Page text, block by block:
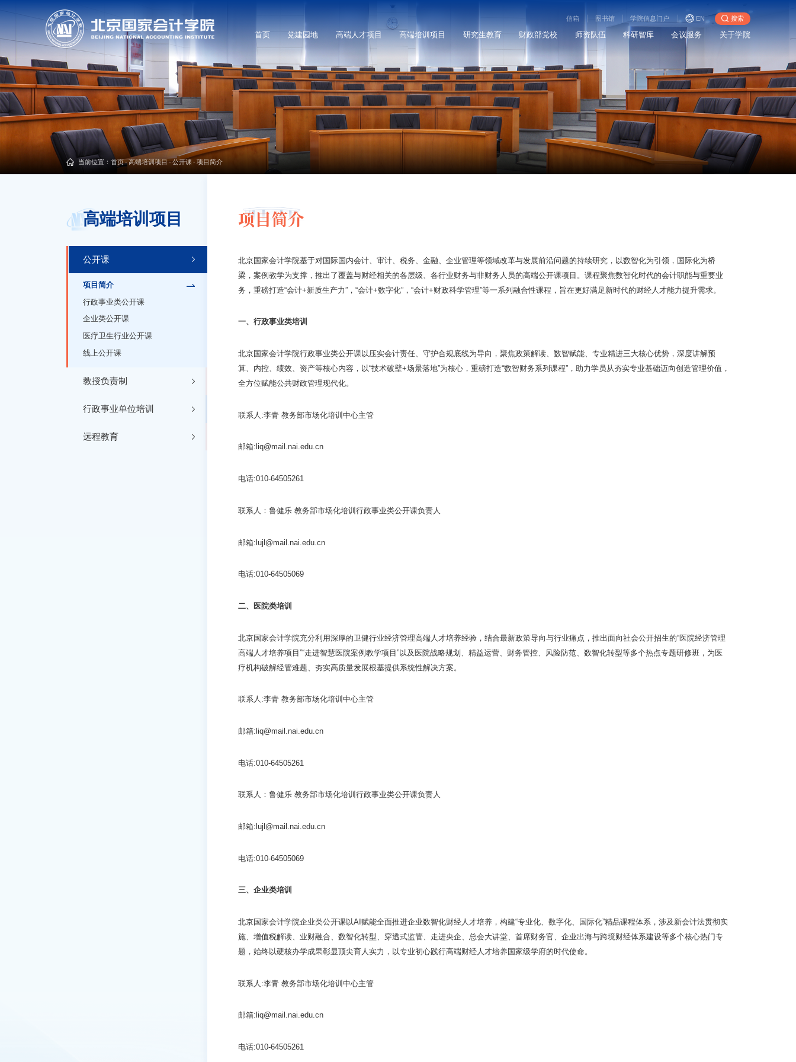
信箱 图书馆 学院信息门户 EN 搜索
首页 党建园地 高端人才项目 高端培训项目 研究生教育 财政部党校 师资队伍 科研智库 会议服务 关于学院
当前位置： 首页-高端培训项目-公开课-项目简介
高端培训项目
公开课
项目简介
行政事业类公开课
企业类公开课
医疗卫生行业公开课
线上公开课
教授负责制
行政事业单位培训
远程教育
项目简介
北京国家会计学院基于对国际国内会计、审计、税务、金融、企业管理等领域改革与发展前沿问题的持续研究，以数智化为引领，国际化为桥
梁，案例教学为支撑，推出了覆盖与财经相关的各层级、各行业财务与非财务人员的高端公开课项目。课程聚焦数智化时代的会计职能与重要业
务，重磅打造“会计+新质生产力”，“会计+数字化”，“会计+财政科学管理”等一系列融合性课程，旨在更好满足新时代的财经人才能力提升需求。
一、 行政事业类培训
北京国家会计学院行政事业类公开课以压实会计责任、守护合规底线为导向，聚焦政策解读、数智赋能、专业精进三大核心优势，深度讲解预
算、内控、绩效、资产等核心内容，以“技术破壁+场景落地”为核心，重磅打造“数智财务系列课程”，助力学员从夯实专业基础迈向创造管理价值，
全方位赋能公共财政管理现代化。
联系人:李青 教务部市场化培训中心主管
邮箱:liq@mail.nai.edu.cn
电话:010-64505261
联系人：鲁健乐 教务部市场化培训行政事业类公开课负责人
邮箱:lujl@mail.nai.edu.cn
电话:010-64505069
二、 医院类培训
北京国家会计学院充分利用深厚的卫健行业经济管理高端人才培养经验，结合最新政策导向与行业痛点，推出面向社会公开招生的“医院经济管理
高端人才培养项目”“走进智慧医院案例教学项目”以及医院战略规划、精益运营、财务管控、风险防范、数智化转型等多个热点专题研修班，为医
疗机构破解经管难题、夯实高质量发展根基提供系统性解决方案。
联系人:李青 教务部市场化培训中心主管
邮箱:liq@mail.nai.edu.cn
电话:010-64505261
联系人：鲁健乐 教务部市场化培训行政事业类公开课负责人
邮箱:lujl@mail.nai.edu.cn
电话:010-64505069
三、 企业类培训
北京国家会计学院企业类公开课以AI赋能全面推进企业数智化财经人才培养，构建“专业化、数字化、国际化”精品课程体系，涉及新会计法贯彻实
施、增值税解读、业财融合、数智化转型、穿透式监管、走进央企、总会大讲堂、首席财务官、企业出海与跨境财经体系建设等多个核心热门专
题，始终以硬核办学成果彰显顶尖育人实力，以专业初心践行高端财经人才培养国家级学府的时代使命。
联系人:李青 教务部市场化培训中心主管
邮箱:liq@mail.nai.edu.cn
电话:010-64505261